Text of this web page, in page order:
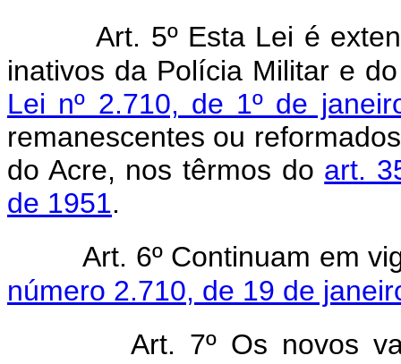
Art. 5º Esta Lei é
inativos da Polícia Militar e
Lei nº 2.710, de 1º de
remanescentes ou
do Acre, nos têrmos do art.
de 1951.
Art. 6º Continuam em
número 2.710, de 19 de
Art. 7º Os novos